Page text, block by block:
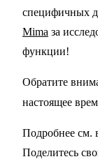
специфичных
Mima за
функции!
Обратите
настоящее
Подробнее см.
Поделитесь